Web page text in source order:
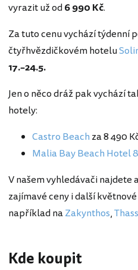
vyrazit už od6 990 Kč.
Za tuto cenu vychází týdenní
čtyřhvězdičkovém hotelu
17.–24.5.
Jen o něco dráž pak vychází
hotely:
Castro Beach za 8 490
Malia Bay Beach Hotel
V našem vyhledávači najdete
zajímavé ceny i další
například naZakynthos,
Kde koupit